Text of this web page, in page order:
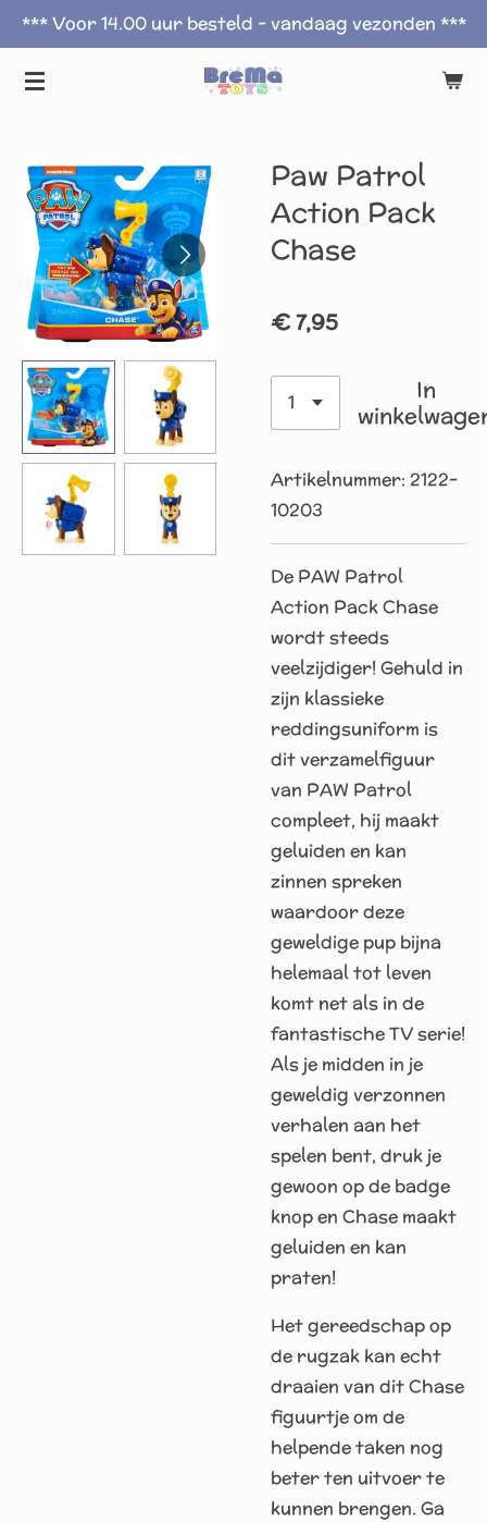
Ga
naar
*** Voor 14.00 uur besteld - vandaag vezonden ***
Paw Patrol
Action Pack
Chase
€ 7,95
In
Artikelnummer: 2122-
10203
De PAW Patrol
Action Pack Chase
wordt steeds
veelzijdiger! Gehuld in
zijn klassieke
reddingsuniform is
dit verzamelfiguur
van PAW Patrol
compleet, hij maakt
geluiden en kan
zinnen spreken
waardoor deze
geweldige pup bijna
helemaal tot leven
komt net als in de
fantastische TV serie!
Als je midden in je
geweldig verzonnen
verhalen aan het
spelen bent, druk je
gewoon op de badge
knop en Chase maakt
geluiden en kan
praten!
Het gereedschap op
de rugzak kan echt
draaien van dit Chase
figuurtje om de
helpende taken nog
beter ten uitvoer te
kunnen brengen. Ga